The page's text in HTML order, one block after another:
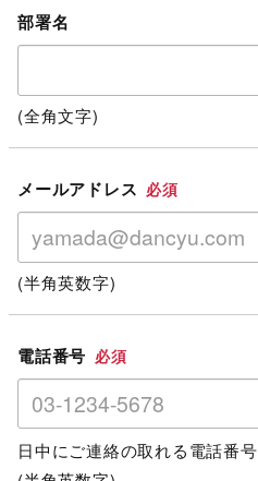
部署名
(全角文字)
メールアドレス 必須
(半角英数字)
電話番号 必須
日中にご連絡の取れる電話番号